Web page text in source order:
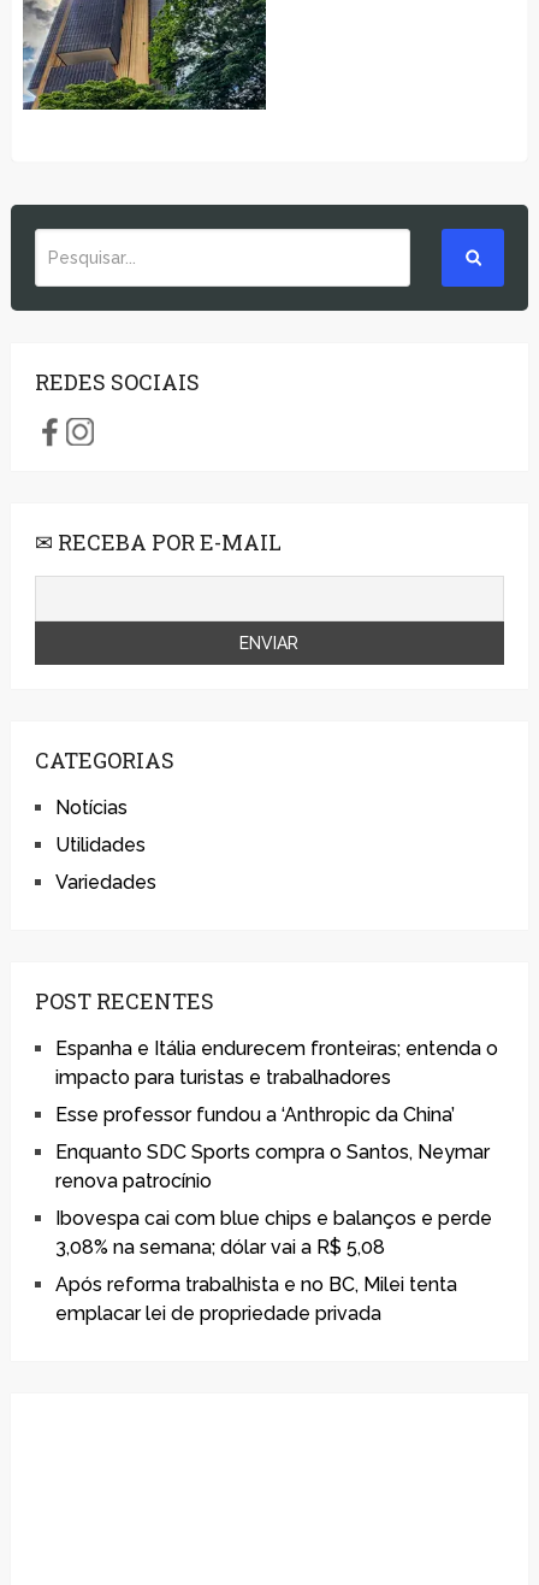
REDES SOCIAIS
✉ RECEBA POR E-MAIL
CATEGORIAS
Notícias
Utilidades
Variedades
POST RECENTES
Espanha e Itália endurecem fronteiras; entenda o
impacto para turistas e trabalhadores
Esse professor fundou a ‘Anthropic da China’
Enquanto SDC Sports compra o Santos, Neymar
renova patrocínio
Ibovespa cai com blue chips e balanços e perde
3,08% na semana; dólar vai a R$ 5,08
Após reforma trabalhista e no BC, Milei tenta
emplacar lei de propriedade privada